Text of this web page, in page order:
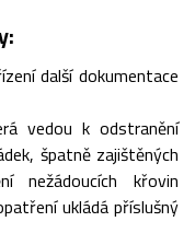
další dokumentace
vedou k odstranění
špatně zajištěných
nežádoucích křovin
ukládá příslušný